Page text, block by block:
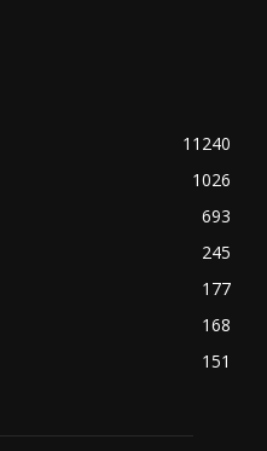
11240
1026
693
245
177
168
151